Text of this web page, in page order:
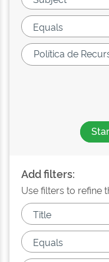
Add filters:
Use filters to refine